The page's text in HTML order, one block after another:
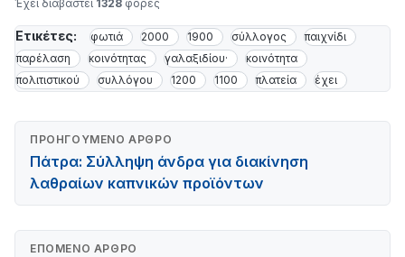
Έχει διαβαστεί 1328 φορές
Ετικέτες: φωτιά 2000 1900 σύλλογος
παιχνίδι
παρέλαση
κοινότητας γαλαξιδίου·
κοινότητα
πολιτιστικού
συλλόγου 1200 1100 πλατεία έχει
ΠΡΟΗΓΟΎΜΕΝΟ ΆΡΘΡΟ
Πάτρα: Σύλληψη άνδρα για διακίνηση
λαθραίων καπνικών προϊόντων
ΕΠΌΜΕΝΟ ΆΡΘΡΟ